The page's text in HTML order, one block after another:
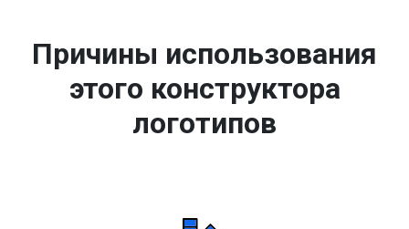
Причины использования
этого конструктора
логотипов